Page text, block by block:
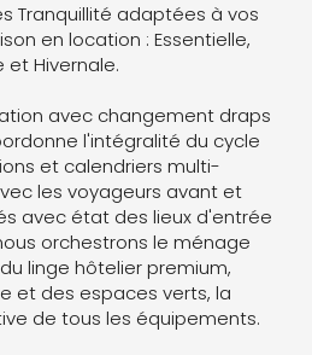
Tranquillité adaptées à vos
en location : Essentielle,
et Hivernale.
avec changement draps
l'intégralité du cycle
et calendriers multi-
les voyageurs avant et
avec état des lieux d'entrée
orchestrons le ménage
linge hôtelier premium,
et des espaces verts, la
de tous les équipements.